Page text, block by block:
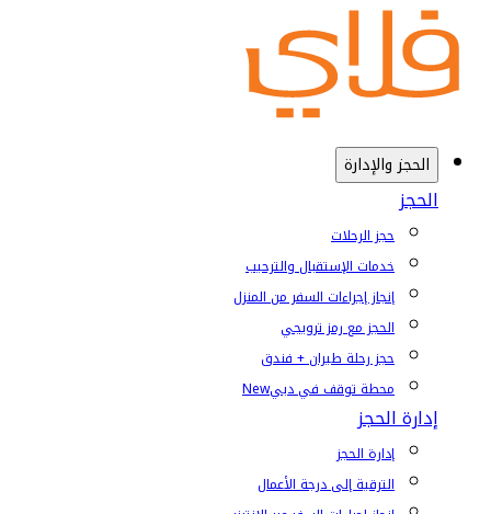
الحجز والإدارة
الحجز
حجز الرحلات
خدمات الإستقبال والترحيب
إنجاز إجراءات السفر من المنزل
الحجز مع رمز ترويجي
حجز رحلة طيران + فندق
محطة توقف في دبيNew
إدارة الحجز
إدارة الحجز
الترقية إلى درجة الأعمال